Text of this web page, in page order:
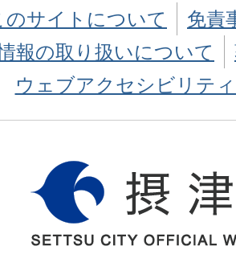
のサイトについて
免責
報の取り扱いについて
ウェブアクセシビリテ